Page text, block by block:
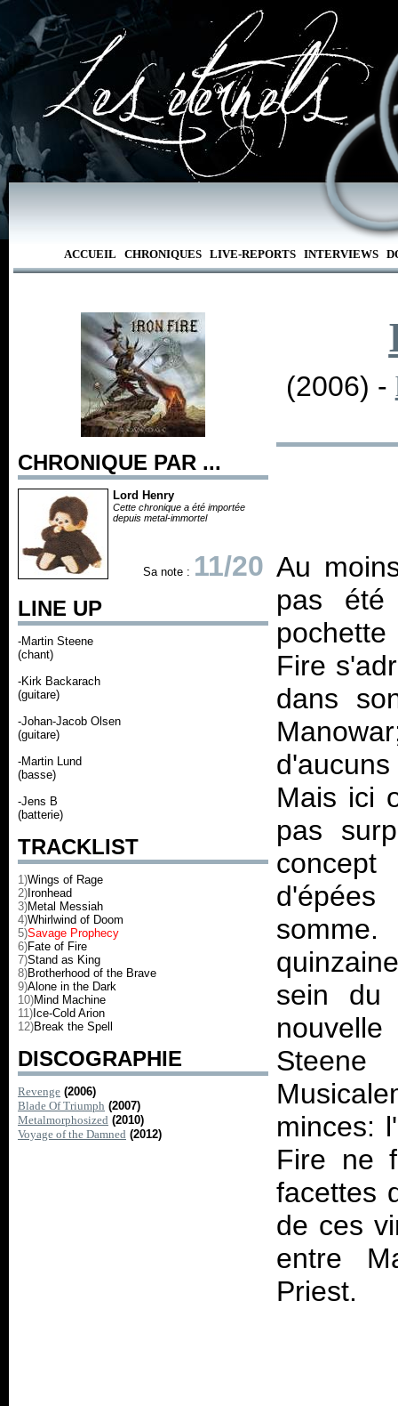
ACCUEIL CHRONIQUES LIVE-REPORTS INTERVIEWS
CHRONIQUE PAR ...
Lord Henry
Cette chronique a été importée
depuis metal-immortel
Sa note : 11/20
LINE UP
-Martin Steene
(chant)
-Kirk Backarach
(guitare)
-Johan-Jacob Olsen
(guitare)
-Martin Lund
(basse)
-Jens B
(batterie)
TRACKLIST
1)Wings of Rage
2) Ironhead
3)Metal Messiah
4)Whirlwind of Doom
5)Savage Prophecy
6)Fate of Fire
7)Stand as King
8)Brotherhood of the Brave
9)Alone in the Dark
10)Mind Machine
11) Ice-Cold Arion
12)Break the Spell
DISCOGRAPHIE
Revenge (2006)
Blade Of Triumph (2007)
Metalmorphosized (2010)
Voyage of the Damned (2012)
(2006) -
Au
pas
Fire
dans
Mais ici
pas
sein du
Steene
minces:
Fire ne
facettes
de ces
entre